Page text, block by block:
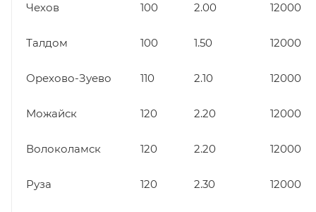
Чехов 100 2.00 12000
Талдом 100 1.50 12000
Орехово-Зуево 110 2.10 12000
Можайск 120 2.20 12000
Волоколамск 120 2.20 12000
Руза 120 2.30 12000